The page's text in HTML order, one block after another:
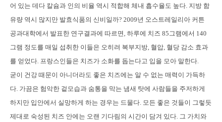
어 있는 데다 칼슘과 인의 비율 역시 적합해 체내 흡수율도 높다. 지방 함
유량 역시 많지만 발효식품의 신비일까? 2009년 오스트레일리아 커튼
공과대학에서 발표한 연구결과에 따르면, 하루에 치즈 85그램에서 140
그램 정도를 매일 섭취한 이들은 오히려 복부지방, 혈압, 혈당 감소 효과
를 얻었다. 프랑스인들은 치즈가 소화를 돕는다고 입을 모아 말한다.
굳이 건강 때문이 아니더라도 좋은 치즈에는 알 수 없는 매력이 가득하
다. 가끔은 험악한 겉모습과 숨통을 막는 냄새 탓에 사람들을 주저하게
하지만 입안에서 실망하게 하는 경우는 드물다. 모든 좋은 것들이 그렇듯
제대로 숙성된 치즈 안에는 오랜 기다림의 시간이 담겨 있다. 그 가치와